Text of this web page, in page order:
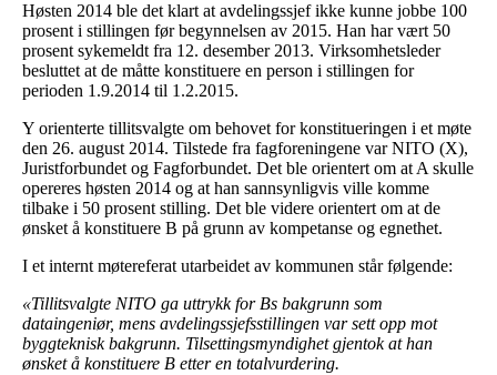
Høsten 2014 ble det klart at avdelingssjef ikke kunne jobbe 100
prosent i stillingen før begynnelsen av 2015. Han har vært 50
prosent sykemeldt fra 12. desember 2013. Virksomhetsleder
besluttet at de måtte konstituere en person i stillingen for
perioden 1.9.2014 til 1.2.2015.
Y orienterte tillitsvalgte om behovet for konstitueringen i et møte
den 26. august 2014. Tilstede fra fagforeningene var NITO (X),
Juristforbundet og Fagforbundet. Det ble orientert om at A skulle
opereres høsten 2014 og at han sannsynligvis ville komme
tilbake i 50 prosent stilling. Det ble videre orientert om at de
ønsket å konstituere B på grunn av kompetanse og egnethet.
I et internt møtereferat utarbeidet av kommunen står følgende:
«Tillitsvalgte NITO ga uttrykk for Bs bakgrunn som
dataingeniør, mens avdelingssjefsstillingen var sett opp mot
byggteknisk bakgrunn. Tilsettingsmyndighet gjentok at han
ønsket å konstituere B etter en totalvurdering.